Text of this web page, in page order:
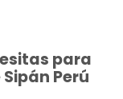
para
Perú